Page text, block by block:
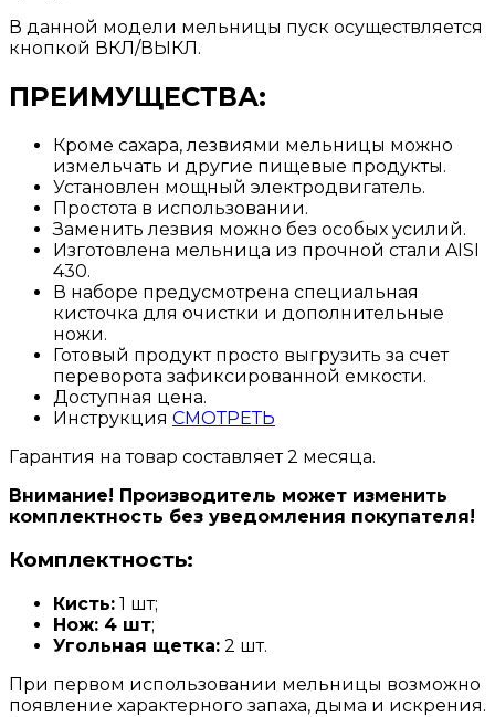
В данной модели мельницы пуск осуществляется
кнопкой ВКЛ/ВЫКЛ.
ПРЕИМУЩЕСТВА:
Кроме сахара, лезвиями мельницы можно
измельчать и другие пищевые продукты.
Установлен мощный электродвигатель.
Простота в использовании.
Заменить лезвия можно без особых усилий.
Изготовлена мельница из прочной стали AISI
430.
В наборе предусмотрена специальная
кисточка для очистки и дополнительные
ножи.
Готовый продукт просто выгрузить за счет
переворота зафиксированной емкости.
Доступная цена.
Инструкция СМОТРЕТЬ
Гарантия на товар составляет 2 месяца.
Внимание! Производитель может изменить
комплектность без уведомления покупателя!
Комплектность:
Кисть: 1 шт;
Нож: 4 шт;
Угольная щетка: 2 шт.
При первом использовании мельницы возможно
появление характерного запаха, дыма и искрения.